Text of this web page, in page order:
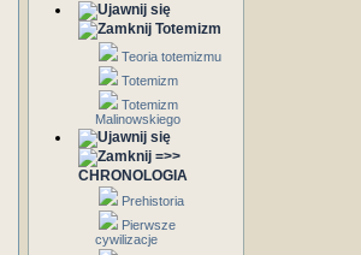
Totemizm
Teoria totemizmu
Totemizm
Totemizm
Malinowskiego
=>>
CHRONOLOGIA
Prehistoria
Pierwsze
cywilizacje